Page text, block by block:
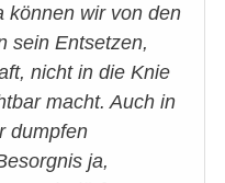
können wir von den
sein Entsetzen,
nicht in die Knie
macht. Auch in
dumpfen
ja,